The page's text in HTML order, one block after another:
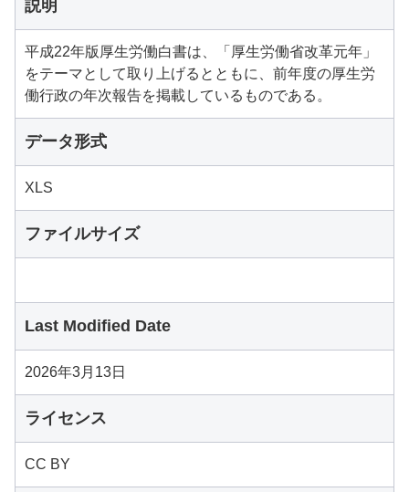
説明
平成22年版厚生労働白書は、「厚生労働省改革元年」
をテーマとして取り上げるとともに、前年度の厚生労
働行政の年次報告を掲載しているものである。
データ形式
XLS
ファイルサイズ
Last Modified Date
2026年3月13日
ライセンス
CC BY